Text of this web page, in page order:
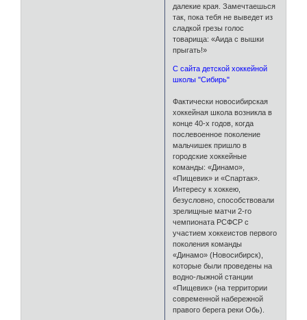
далекие края. Замечтаешься
так, пока тебя не выведет из
сладкой грезы голос
товарища: «Аида с вышки
прыгать!»
C сайта детской хоккейной
школы "Сибирь"
Фактически новосибирская
хоккейная школа возникла в
конце 40-х годов, когда
послевоенное поколение
мальчишек пришло в
городские хоккейные
команды: «Динамо»,
«Пищевик» и «Спартак».
Интересу к хоккею,
безусловно, способствовали
зрелищные матчи 2-го
чемпионата РСФСР с
участием хоккеистов первого
поколения команды
«Динамо» (Новосибирск),
которые были проведены на
водно-лыжной станции
«Пищевик» (на территории
современной набережной
правого берега реки Обь).